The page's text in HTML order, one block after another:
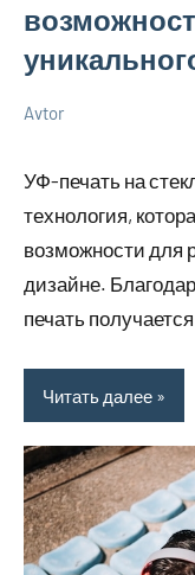
ремонте
2026
Avtor
УФ-печать на
технология,
возможности для
дизайне.
печать
Читать далее